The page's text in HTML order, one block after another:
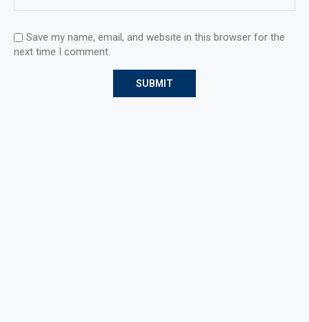
Save my name, email, and website in this browser for the
next time I comment.